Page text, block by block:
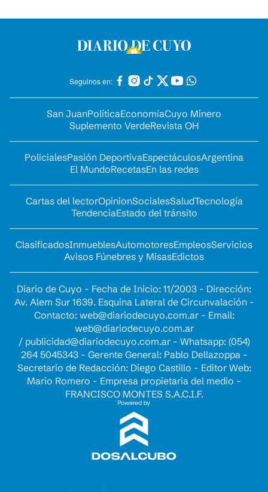
Seguinos en:
San JuanPolíticaEconomíaCuyo Minero
Suplemento VerdeRevista OH
PolicialesPasión DeportivaEspectáculosArgentina
El MundoRecetasEn las redes
Cartas del lectorOpinionSocialesSaludTecnología
TendenciaEstado del tránsito
ClasificadosInmueblesAutomotoresEmpleosServicios
Avisos Fúnebres y MisasEdictos
Diario de Cuyo - Fecha de Inicio: 11/2003 - Dirección:
Av. Alem Sur 1639. Esquina Lateral de Circunvalación -
Contacto: web@diariodecuyo.com.ar- Email:
web@diariodecuyo.com.ar
/ publicidad@diariodecuyo.com.ar- Whatsapp: (054)
264 5045343 - Gerente General: Pablo Dellazoppa -
Secretario de Redacción: Diego Castillo - Editor Web:
Mario Romero - Empresa propietaria del medio -
FRANCISCO MONTES S.A.C.I.F.